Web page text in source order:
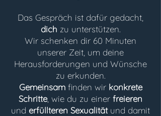
Das Gespräch ist dafür gedacht,
dich zu unterstützen.
Wir schenken dir 60 Minuten
unserer Zeit, um deine
Herausforderungen und Wünsche
zu erkunden.
Gemeinsam finden wir konkrete
Schritte, wie du zu einer freieren
und erfüllteren Sexualität und damit